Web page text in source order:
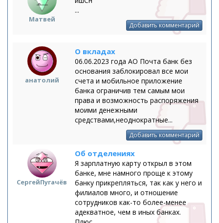
Матвей
...
Добавить комментарий
анатолий
О вкладах
​06.06.2023 года АО Почта банк без
основания заблокировал все мои
счета и мобильное приложение
банка ограничив тем самым мои
права и возможность распоряжения
моими денежными
средствами,неоднократные...
Добавить комментарий
СергейПугачёв
Об отделениях
Я зарплатную карту открыл в этом
банке, мне намного проще к этому
банку прикрепляться, так как у него и
филиалов много, и отношение
сотрудников как-то более-менее
адекватное, чем в иных банках.